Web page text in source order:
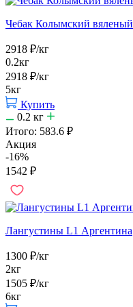
Чебак Колымский вяленый
2918 ₽/кг
0.2кг
2918 ₽/кг
5кг
Купить
0.2 кг
Итого: 583.6 ₽
Акция
-16%
1542 ₽
Лангустины L1 Аргентина
1300 ₽/кг
2кг
1505 ₽/кг
6кг